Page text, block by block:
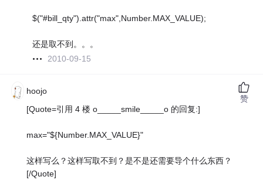
$("#bill_qty").attr("max",Number.MAX_VALUE);
还是取不到。。。
2010-09-15
hoojo
[Quote=引用 4 楼 o_____smile_____o 的回复:]
max="${Number.MAX_VALUE}"
这样写么？这样写取不到？是不是还需要导个什么东西？
[/Quote]
赞